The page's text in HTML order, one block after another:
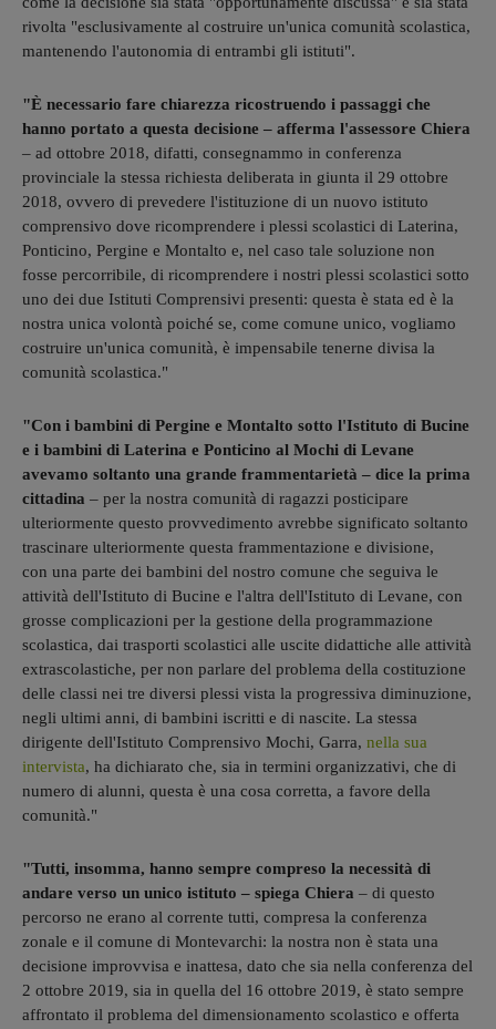
rivolta "esclusivamente al costruire un'unica comunità scolastica,
mantenendo l'autonomia di entrambi gli istituti".
"È necessario fare chiarezza ricostruendo i passaggi che
hanno portato a questa decisione – afferma l'assessore Chiera
– ad ottobre 2018, difatti, consegnammo in conferenza
provinciale la stessa richiesta deliberata in giunta il 29 ottobre
2018, ovvero di prevedere l'istituzione di un nuovo istituto
comprensivo dove ricomprendere i plessi scolastici di Laterina,
Ponticino, Pergine e Montalto e, nel caso tale soluzione non
fosse percorribile, di ricomprendere i nostri plessi scolastici sotto
uno dei due Istituti Comprensivi presenti: questa è stata ed è la
nostra unica volontà poiché se, come comune unico, vogliamo
costruire un'unica comunità, è impensabile tenerne divisa la
comunità scolastica."
"Con i bambini di Pergine e Montalto sotto l'Istituto di Bucine
e i bambini di Laterina e Ponticino al Mochi di Levane
avevamo soltanto una grande frammentarietà – dice la prima
cittadina – per la nostra comunità di ragazzi posticipare
ulteriormente questo provvedimento avrebbe significato soltanto
trascinare ulteriormente questa frammentazione e divisione,
con una parte dei bambini del nostro comune che seguiva le
attività dell'Istituto di Bucine e l'altra dell'Istituto di Levane, con
grosse complicazioni per la gestione della programmazione
scolastica, dai trasporti scolastici alle uscite didattiche alle attività
extrascolastiche, per non parlare del problema della costituzione
delle classi nei tre diversi plessi vista la progressiva diminuzione,
negli ultimi anni, di bambini iscritti e di nascite. La stessa
dirigente dell'Istituto Comprensivo Mochi, Garra, nella sua
intervista, ha dichiarato che, sia in termini organizzativi, che di
numero di alunni, questa è una cosa corretta, a favore della
comunità."
"Tutti, insomma, hanno sempre compreso la necessità di
andare verso un unico istituto – spiega Chiera – di questo
percorso ne erano al corrente tutti, compresa la conferenza
zonale e il comune di Montevarchi: la nostra non è stata una
decisione improvvisa e inattesa, dato che sia nella conferenza del
2 ottobre 2019, sia in quella del 16 ottobre 2019, è stato sempre
affrontato il problema del dimensionamento scolastico e offerta